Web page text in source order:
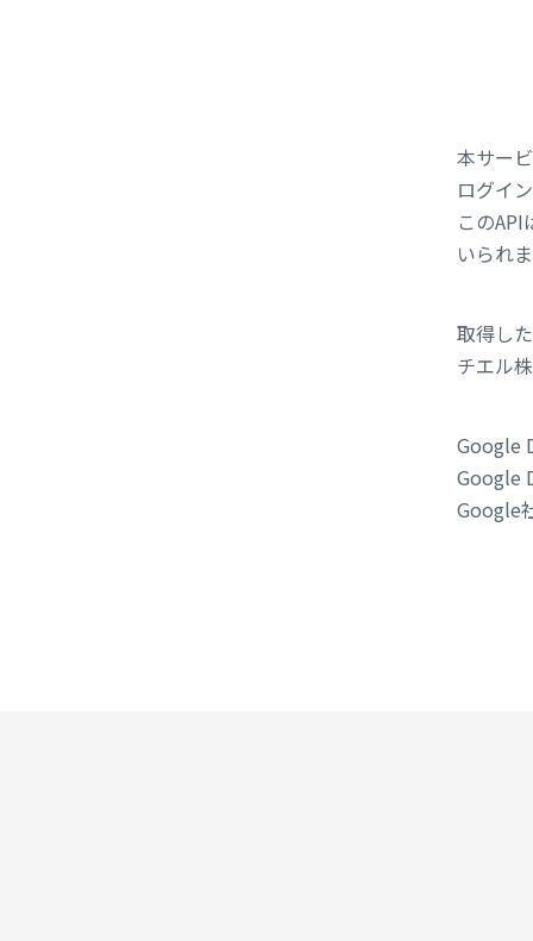
本サー
ログイ
この
いられ
取得し
チエル
Google
Google
Google